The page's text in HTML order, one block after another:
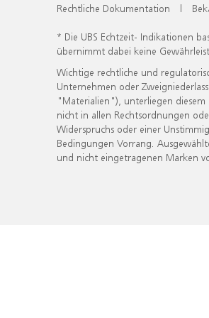
Rechtliche Dokumentation |
* Die UBS Echtzeit- Indikationen
übernimmt dabei keine
Wichtige rechtliche und
Unternehmen oder
"Materialien"), unterliegen diesem
nicht in allen Rechtsordnungen
Widerspruchs oder einer
Bedingungen Vorrang.
und nicht eingetragenen Marken